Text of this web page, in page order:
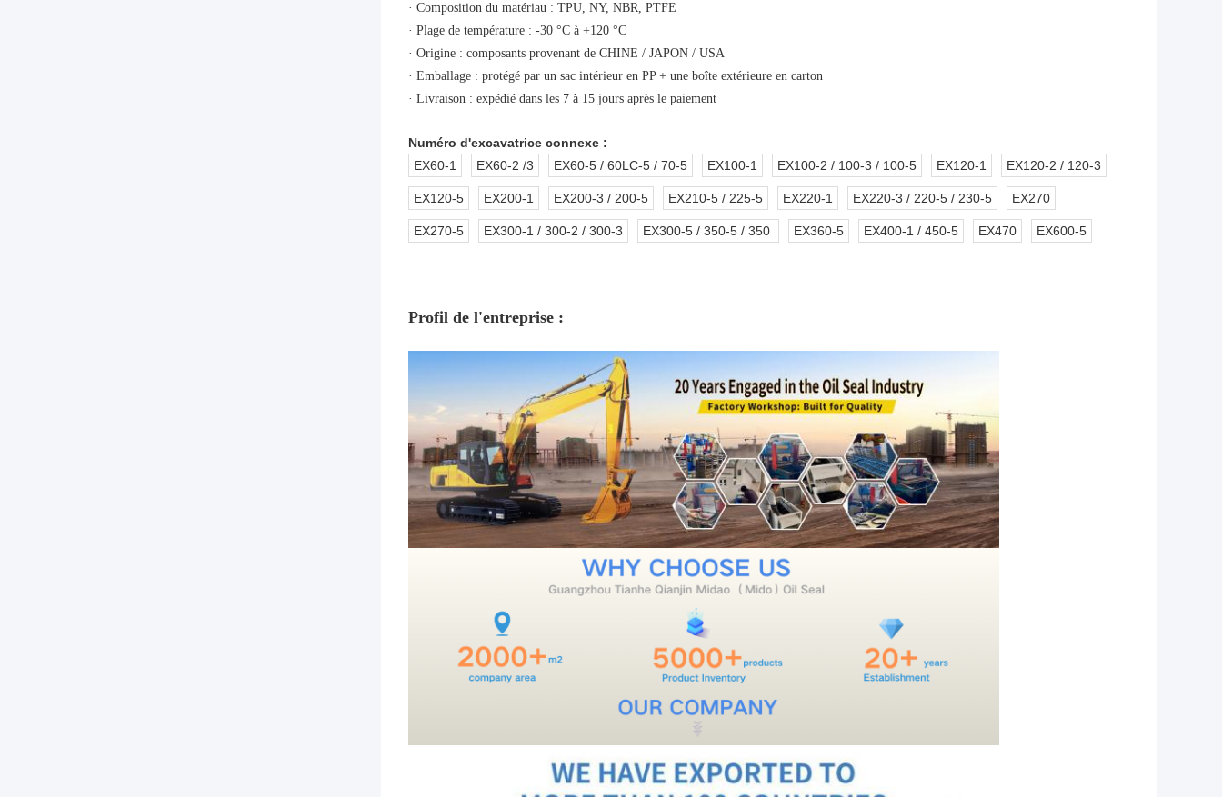
· Composition du matériau : TPU, NY, NBR, PTFE
· Plage de température : -30 °C à +120 °C
· Origine : composants provenant de CHINE / JAPON / USA
· Emballage : protégé par un sac intérieur en PP + une boîte extérieure en carton
· Livraison : expédié dans les 7 à 15 jours après le paiement
Numéro d'excavatrice connexe :
EX60-1
EX60-2 /3 EX60-5 / 60LC-5 / 70-5 EX100-1 EX100-2 / 100-3 / 100-5 EX120-1 EX120-2 / 120-3
EX120-5 EX200-1 EX200-3 / 200-5 EX210-5 / 225-5 EX220-1 EX220-3 / 220-5 / 230-5 EX270
EX270-5 EX300-1 / 300-2 / 300-3 EX300-5 / 350-5 / 350 EX360-5 EX400-1 / 450-5 EX470 EX600-5
Profil de l'entreprise :